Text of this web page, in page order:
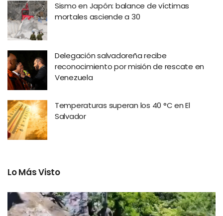
Sismo en Japón: balance de víctimas
mortales asciende a 30
Delegación salvadoreña recibe
reconocimiento por misión de rescate en
Venezuela
Temperaturas superan los 40 °C en El
Salvador
Lo Más Visto